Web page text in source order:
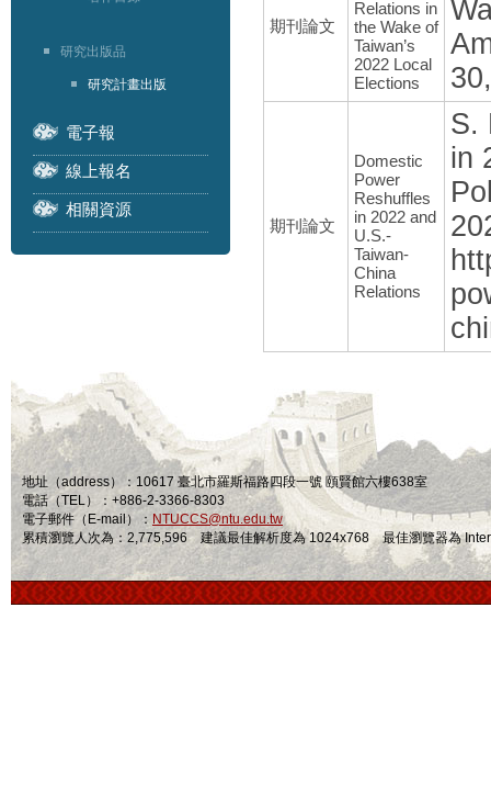
研究出版品
研究計畫出版
電子報
線上報名
相關資源
期刊論文
Relations in
the Wake of
Taiwan’s
2022 Local
Elections
期刊論文
Domestic
Power
Reshuffles
in 2022 and
U.S.-
Taiwan-
China
Relations
S.
in
地址（address）：10617 臺北市羅斯福路四段一號 頤賢館六樓638室
電話（TEL）：+886-2-3366-8303
電子郵件（E-mail）： NTUCCS@ntu.edu.tw
累積瀏覽人次為：2,775,596 建議最佳解析度為 1024x768 最佳瀏覽器為